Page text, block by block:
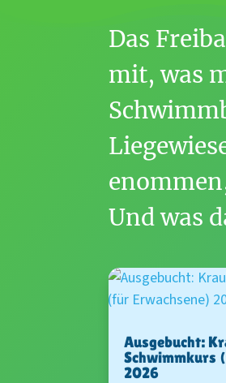
Das
mit, was
Und was
Ausgebucht:
Schwimmkurs
2026